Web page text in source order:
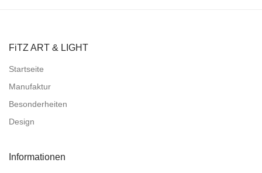
FiTZ ART & LIGHT
Startseite
Manufaktur
Besonderheiten
Design
Informationen